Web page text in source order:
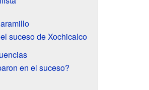
suceso de Xochicalco
en el suceso?